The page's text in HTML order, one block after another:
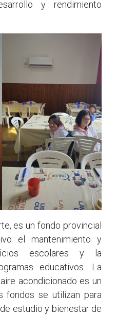
y rendimiento
es un fondo provincial
el mantenimiento y
escolares y la
educativos. La
acondicionado es un
fondos se utilizan para
estudio y bienestar de